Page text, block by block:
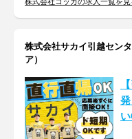
株式会社サカイ引越セン
ア）